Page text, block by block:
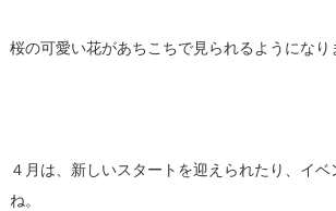
桜の可愛い花があちこちで見られるようになり
４月は、新しいスタートを迎えられたり、イベ
ね。